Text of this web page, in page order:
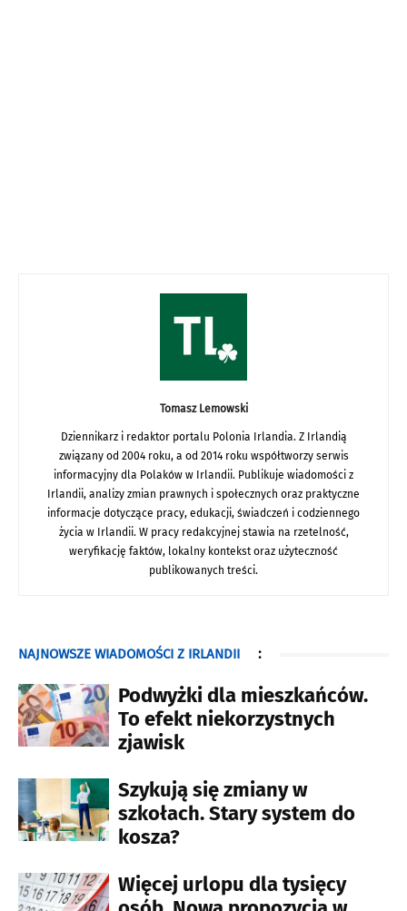
Tomasz Lemowski
Dziennikarz i redaktor portalu Polonia Irlandia. Z Irlandią
związany od 2004 roku, a od 2014 roku współtworzy serwis
informacyjny dla Polaków w Irlandii. Publikuje wiadomości z
Irlandii, analizy zmian prawnych i społecznych oraz praktyczne
informacje dotyczące pracy, edukacji, świadczeń i codziennego
życia w Irlandii. W pracy redakcyjnej stawia na rzetelność,
weryfikację faktów, lokalny kontekst oraz użyteczność
publikowanych treści.
NAJNOWSZE WIADOMOŚCI Z IRLANDII :
Podwyżki dla mieszkańców.
To efekt niekorzystnych
zjawisk
Szykują się zmiany w
szkołach. Stary system do
kosza?
Więcej urlopu dla tysięcy